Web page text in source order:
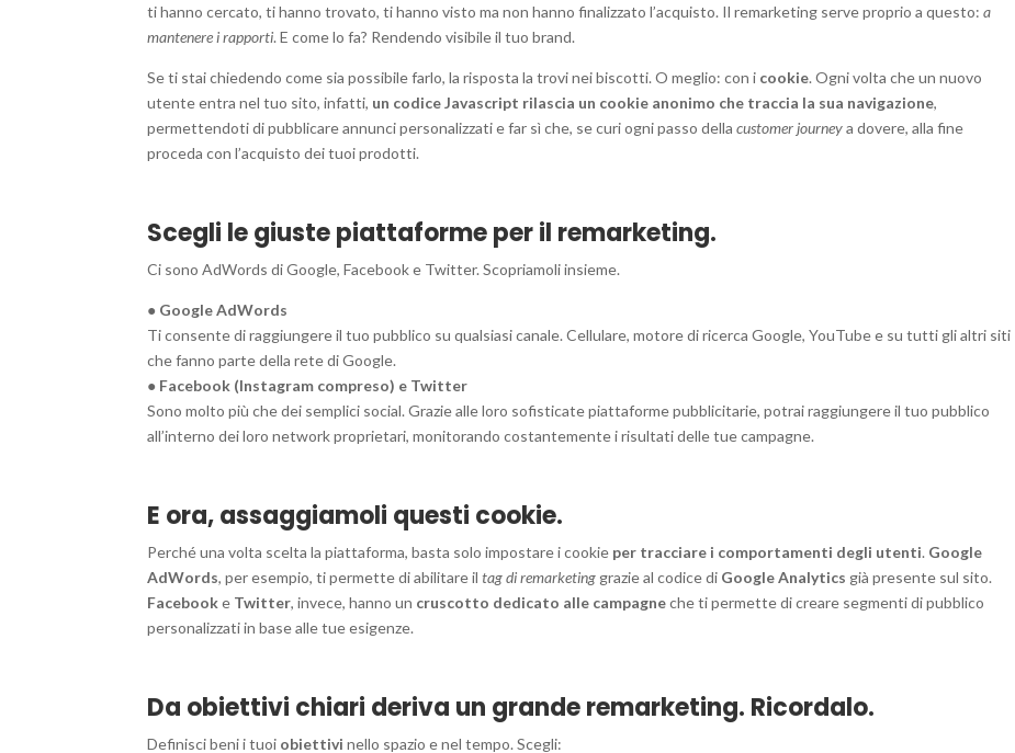
ti hanno cercato, ti hanno trovato, ti hanno visto ma non hanno finalizzato l’acquisto. Il remarketing serve proprio a questo: a
mantenere i rapporti. E come lo fa? Rendendo visibile il tuo brand.
Se ti stai chiedendo come sia possibile farlo, la risposta la trovi nei biscotti. O meglio: con i cookie. Ogni volta che un nuovo
utente entra nel tuo sito, infatti, un codice Javascript rilascia un cookie anonimo che traccia la sua navigazione,
permettendoti di pubblicare annunci personalizzati e far sì che, se curi ogni passo dellacustomer journeya dovere, alla fine
proceda con l’acquisto dei tuoi prodotti.
Scegli le giuste piattaforme per il remarketing.
Ci sono AdWords di Google, Facebook e Twitter. Scopriamoli insieme.
● Google AdWords
Ti consente di raggiungere il tuo pubblico su qualsiasi canale. Cellulare, motore di ricerca Google, YouTube e su tutti gli altri siti
che fanno parte della rete di Google.
● Facebook (Instagram compreso) e Twitter
Sono molto più che dei semplici social. Grazie alle loro sofisticate piattaforme pubblicitarie, potrai raggiungere il tuo pubblico
all’interno dei loro network proprietari, monitorando costantemente i risultati delle tue campagne.
E ora, assaggiamoli questi cookie.
Perché una volta scelta la piattaforma, basta solo impostare i cookie per tracciare i comportamenti degli utenti. Google
AdWords, per esempio, ti permette di abilitare il tag di remarketing grazie al codice di Google Analytics già presente sul sito.
Facebooke Twitter, invece, hanno un cruscotto dedicato alle campagneche ti permette di creare segmenti di pubblico
personalizzati in base alle tue esigenze.
Da obiettivi chiari deriva un grande remarketing. Ricordalo.
Definisci beni i tuoi obiettivi nello spazio e nel tempo. Scegli: